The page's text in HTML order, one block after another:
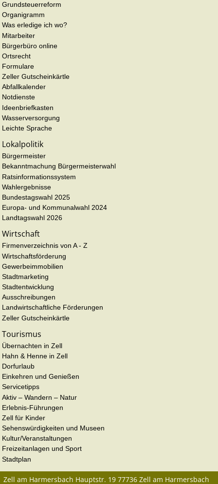
Grundsteuerreform
Organigramm
Was erledige ich wo?
Mitarbeiter
Bürgerbüro online
Ortsrecht
Formulare
Zeller Gutscheinkärtle
Abfallkalender
Notdienste
Ideenbriefkasten
Wasserversorgung
Leichte Sprache
Lokalpolitik
Bürgermeister
Bekanntmachung Bürgermeisterwahl
Ratsinformationssystem
Wahlergebnisse
Bundestagswahl 2025
Europa- und Kommunalwahl 2024
Landtagswahl 2026
Wirtschaft
Firmenverzeichnis von A - Z
Wirtschaftsförderung
Gewerbeimmobilien
Stadtmarketing
Stadtentwicklung
Ausschreibungen
Landwirtschaftliche Förderungen
Zeller Gutscheinkärtle
Tourismus
Übernachten in Zell
Hahn & Henne in Zell
Dorfurlaub
Einkehren und Genießen
Servicetipps
Aktiv – Wandern – Natur
Erlebnis-Führungen
Zell für Kinder
Sehenswürdigkeiten und Museen
Kultur/Veranstaltungen
Freizeitanlagen und Sport
Stadtplan
Zell am Harmersbach Hauptstr. 19 77736 Zell am Harmersbach